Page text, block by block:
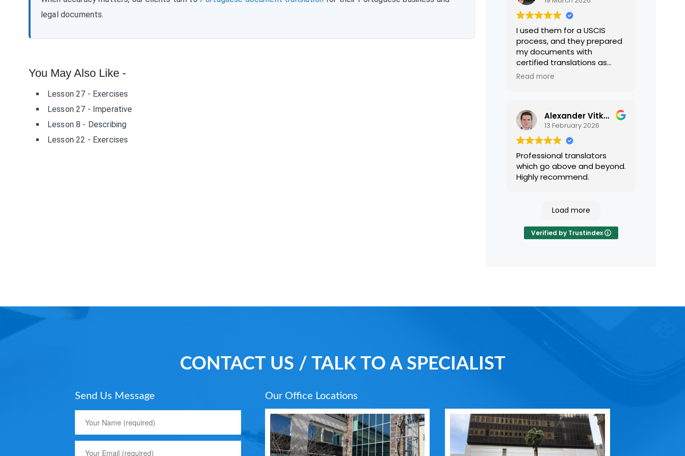
I used them for a USCIS
process, and they prepared
my documents with
certified translations as
required by USCIS. They were
Read more
Alexander Vitkalov
13 February 2026
Professional translators
which go above and beyond.
Highly recommend.
Load more
Verified by Trustindex
legal documents.
You May Also Like -
Lesson 27 - Exercises
Lesson 27 - Imperative
Lesson 8 - Describing
Lesson 22 - Exercises
CONTACT US / TALK TO A SPECIALIST
Send Us Message Our Office Locations